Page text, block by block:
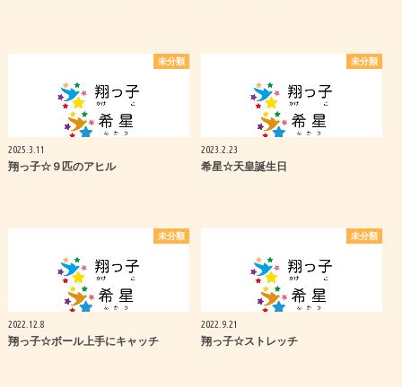
未分類
2025.3.11
翔っ子☆９匹のアヒル
未分類
2023.2.23
希星☆天皇誕生日
未分類
2022.12.8
翔っ子☆ボール上手にキャッチ
未分類
2022.9.21
翔っ子☆ストレッチ